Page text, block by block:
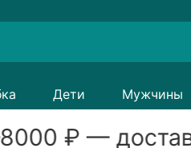
Дети Мужчины
₽ —